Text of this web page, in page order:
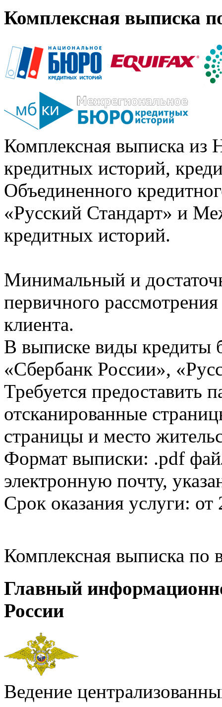
Комплексная выписка
Комплексная выписка из
кредитных историй,
Объединенного
«Русский Стандарт» и
кредитных историй.
Минимальный и
первичного
клиента.
В выписке виды кредиты
«Сбербанк России»,
Требуется предоставить
отсканированные
страницы и место
Формат выписки: .pdf
электронную почту,
Срок оказания услуги: от
Комплексная выписка
Главный
России
Ведение